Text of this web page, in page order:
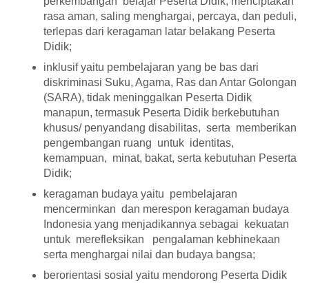
rasa aman, saling menghargai, percaya, dan peduli,
terlepas dari keragaman latar belakang Peserta
Didik;
inklusif yaitu pembelajaran yang be bas dari
diskriminasi Suku, Agama, Ras dan Antar Golongan
(SARA), tidak meninggalkan Peserta Didik
manapun, termasuk Peserta Didik berkebutuhan
khusus/ penyandang disabilitas, serta memberikan
pengembangan ruang untuk identitas,
kemampuan, minat, bakat, serta kebutuhan Peserta
Didik;
keragaman budaya yaitu pembelajaran
mencerminkan dan merespon keragaman budaya
Indonesia yang menjadikannya sebagai kekuatan
untuk merefleksikan pengalaman kebhinekaan
serta menghargai nilai dan budaya bangsa;
berorientasi sosial yaitu mendorong Peserta Didik